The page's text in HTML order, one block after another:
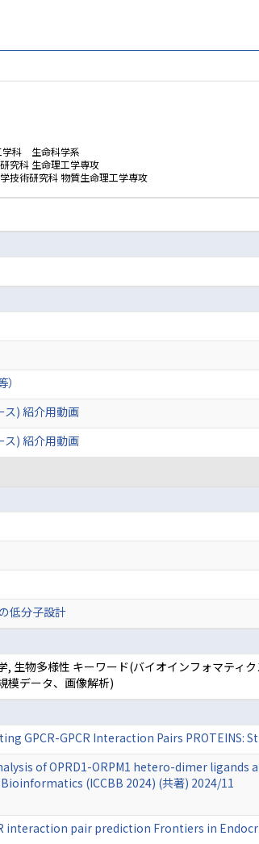
学科 生命科学系
究科 生命理工学専攻
技術研究科 物質生命理工学専攻
ス) 紹介用動画
ス) 紹介用動画
低分子設計
生物多様性 キーワード(バイオインフォマティ
模データ、画像解析)
GPCR-GPCR Interaction Pairs
of OPRD1-ORPM1 hetero-dimer
(ICCBB 2024) (共著) 2024/11
interaction pair prediction Frontiers in